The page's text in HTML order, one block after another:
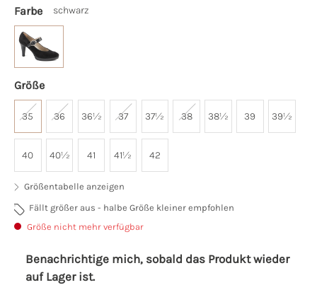
Farbe schwarz
Größe
35 36 36½ 37 37½ 38 38½ 39 39½
40 40½ 41 41½ 42
Größentabelle anzeigen
Fällt größer aus - halbe Größe kleiner empfohlen
Größe nicht mehr verfügbar
Benachrichtige mich, sobald das Produkt wieder
auf Lager ist.